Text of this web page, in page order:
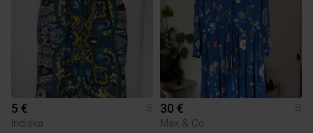
5 €
S
Indiska
30 €
S
Max & Co